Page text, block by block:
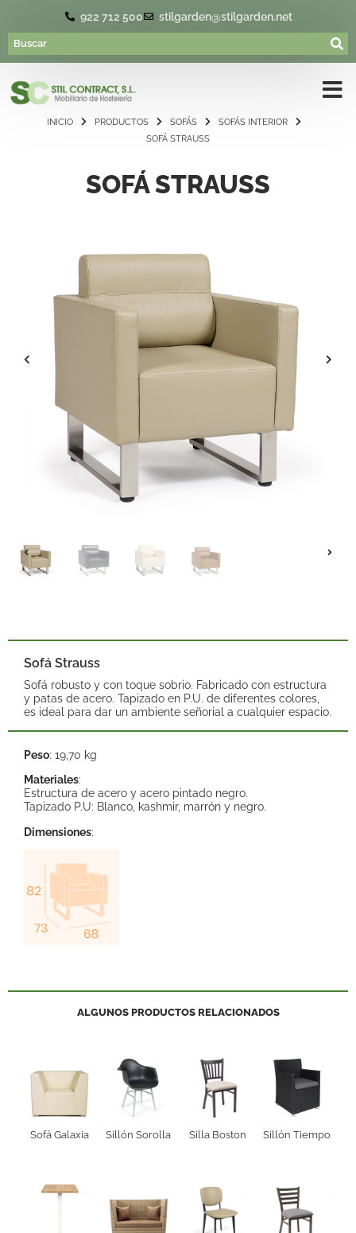
922 712 500 stilgarden@stilgarden.net
INICIO PRODUCTOS SOFÁS
SOFÁS INTERIOR
SOFÁ STRAUSS
SOFÁ STRAUSS
Sofá Strauss
Sofá robusto y con toque sobrio. Fabricado con estructura
y patas de acero. Tapizado en P.U. de diferentes colores,
es ideal para dar un ambiente señorial a cualquier espacio.
Peso: 19,70 kg
Materiales:
Estructura de acero y acero pintado negro.
Tapizado P.U: Blanco, kashmir, marrón y negro.
Dimensiones:
ALGUNOS PRODUCTOS RELACIONADOS
Sofá Galaxia Sillón Sorolla Silla Boston Sillón Tiempo